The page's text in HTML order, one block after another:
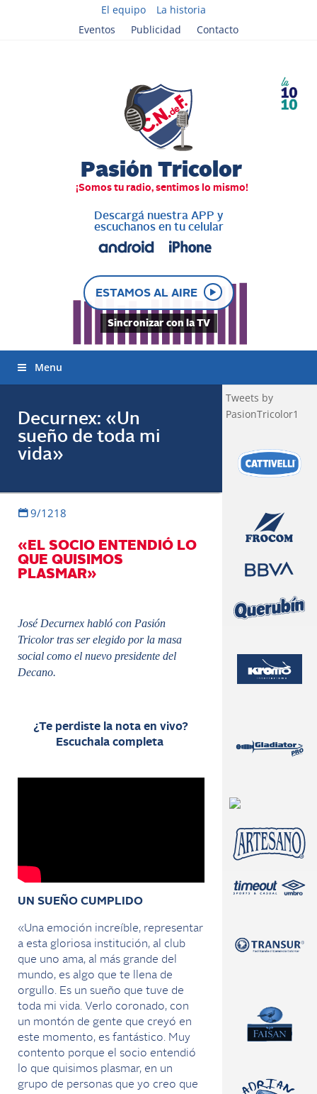
El equipo
La historia
Eventos
Publicidad Contacto
Descargá nuestra APP y
escuchanos en tu celular
ESTAMOS AL AIRE
Sincronizar con la TV
Menu
Decurnex: «Un
sueño de toda mi
vida»
9/1218
«EL SOCIO ENTENDIÓ LO
QUE QUISIMOS
PLASMAR»
José Decurnex habló con Pasión
Tricolor tras ser elegido por la masa
social como el nuevo presidente del
Decano.
¿Te perdiste la nota en vivo?
Escuchala completa
UN SUEÑO CUMPLIDO
«Una emoción increíble, representar
a esta gloriosa institución, al club
que uno ama, al más grande del
mundo, es algo que te llena de
orgullo. Es un sueño que tuve de
toda mi vida. Verlo coronado, con
un montón de gente que creyó en
este momento, es fantástico. Muy
contento porque el socio entendió
lo que quisimos plasmar, en un
grupo de personas que yo creo que
Tweets by
PasionTricolor1